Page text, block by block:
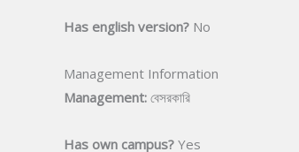
Has english version? No
Management Information
Management: বেসরকারি
Has own campus? Yes